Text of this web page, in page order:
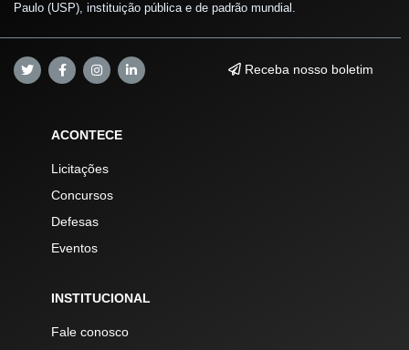
Paulo (USP), instituição pública e de padrão mundial.
Receba nosso boletim
ACONTECE
Licitações
Concursos
Defesas
Eventos
INSTITUCIONAL
Fale conosco